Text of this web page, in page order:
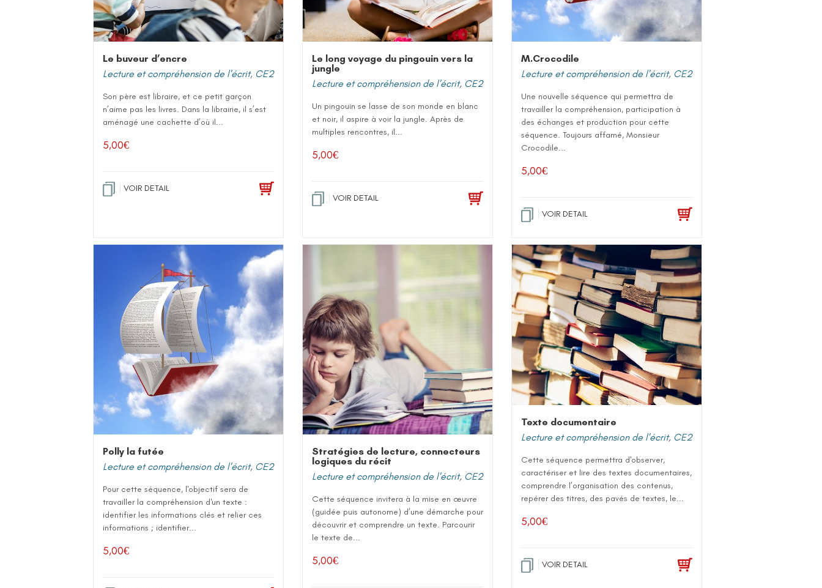
Le buveur d’encre
Lecture et compréhension de l'écrit, CE2
Son père est libraire, et ce petit garçon
n’aime pas les livres. Dans la librairie, il s’est
aménagé une cachette d’où il...
5,00€
VOIR DETAIL
Le long voyage du pingouin vers la
jungle
Lecture et compréhension de l'écrit, CE2
Un pingouin se lasse de son monde en blanc
et noir, il aspire à voir la jungle. Après de
multiples rencontres, il...
5,00€
VOIR DETAIL
M.Crocodile
Lecture et compréhension de l'écrit, CE2
Une nouvelle séquence qui permettra de
travailler la compréhension, participation à
des échanges et production pour cette
séquence. Toujours affamé, Monsieur
Crocodile...
5,00€
VOIR DETAIL
Polly la futée
Lecture et compréhension de l'écrit, CE2
Pour cette séquence, l'objectif sera de
travailler la compréhension d'un texte :
identifier les informations clés et relier ces
informations ; identifier...
5,00€
Stratégies de lecture, connecteurs
logiques du récit
Lecture et compréhension de l'écrit, CE2
Cette séquence invitera à la mise en œuvre
(guidée puis autonome) d’une démarche pour
découvrir et comprendre un texte. Parcourir
le texte de...
5,00€
Texte documentaire
Lecture et compréhension de l'écrit, CE2
Cette séquence permettra d'observer,
caractériser et lire des textes documentaires,
comprendre l’organisation des contenus,
repérer des titres, des pavés de textes, le...
5,00€
VOIR DETAIL